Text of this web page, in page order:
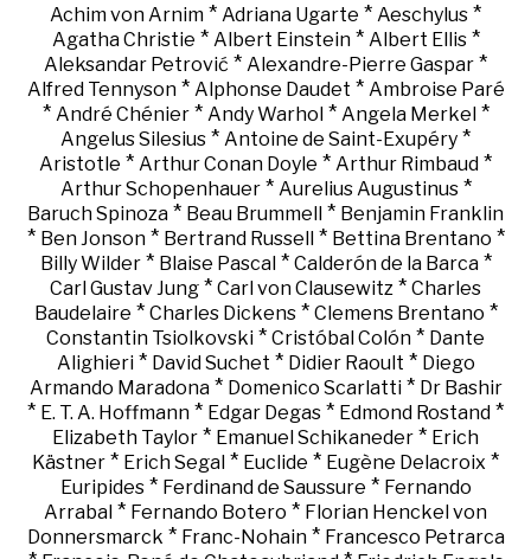
Achim von Arnim * Adriana Ugarte * Aeschylus *
Agatha Christie * Albert Einstein* Albert Ellis*
Aleksandar Petrović * Alexandre-Pierre Gaspar *
Alfred Tennyson* Alphonse Daudet * Ambroise Paré
* André Chénier* Andy Warhol * Angela Merkel *
Angelus Silesius * Antoine de Saint-Exupéry *
Aristotle * Arthur Conan Doyle * Arthur Rimbaud *
Arthur Schopenhauer* Aurelius Augustinus*
Baruch Spinoza * Beau Brummell * Benjamin Franklin
* Ben Jonson* Bertrand Russell * Bettina Brentano *
Billy Wilder* Blaise Pascal* Calderón de la Barca*
Carl Gustav Jung * Carl von Clausewitz * Charles
Baudelaire * Charles Dickens* Clemens Brentano *
Constantin Tsiolkovski * Cristóbal Colón * Dante
Alighieri* David Suchet * Didier Raoult * Diego
Armando Maradona* Domenico Scarlatti* Dr Bashir
* E. T. A. Hoffmann * Edgar Degas * Edmond Rostand *
Elizabeth Taylor * Emanuel Schikaneder * Erich
Kästner * Erich Segal * Euclide * Eugène Delacroix *
Euripides* Ferdinand de Saussure * Fernando
Arrabal * Fernando Botero * Florian Henckel von
Donnersmarck * Franc-Nohain* Francesco Petrarca